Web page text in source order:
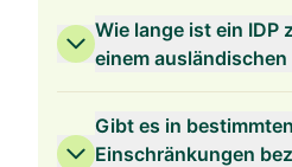
Wie lange ist ein IDP
einem
Gibt es in
Einschränkungen